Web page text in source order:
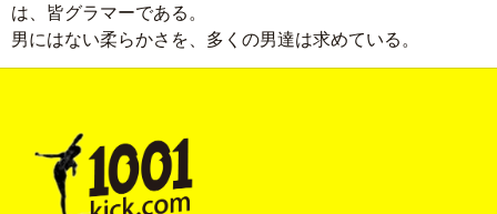
は、皆グラマーである。
男にはない柔らかさを、多くの男達は求めている。